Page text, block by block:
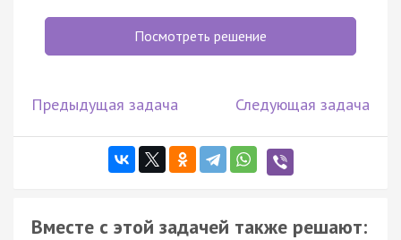
Посмотреть решение
Предыдущая задача Следующая задача
Вместе с этой задачей также решают: